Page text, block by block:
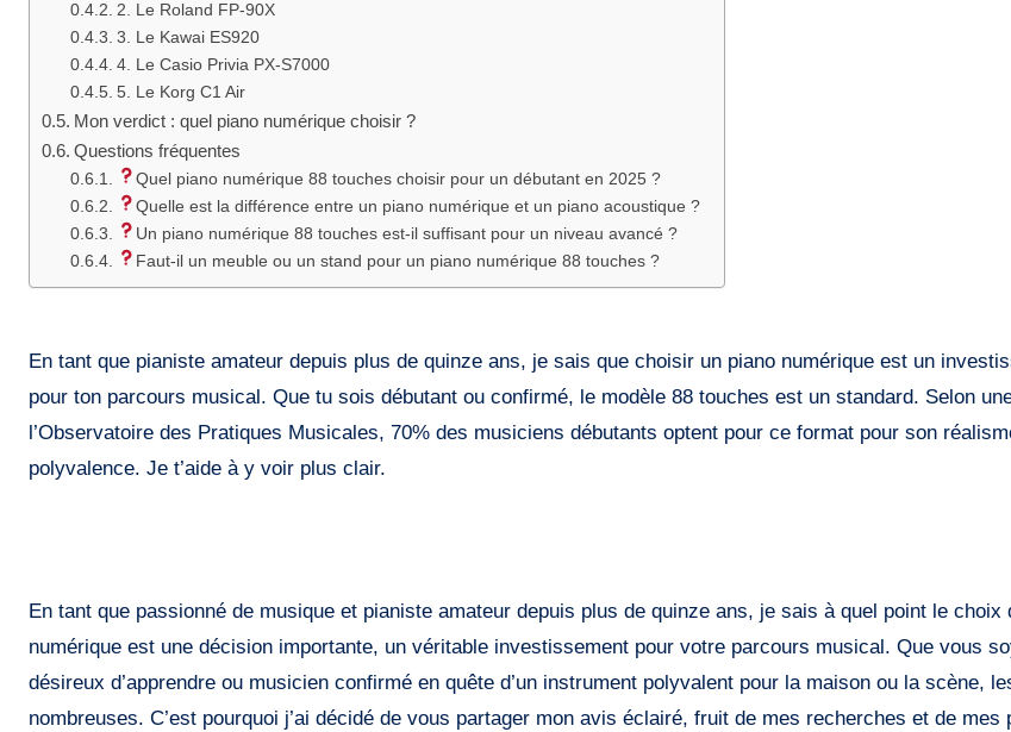
2. Le Roland FP-90X
3. Le Kawai ES920
4. Le Casio Privia PX-S7000
5. Le Korg C1 Air
Mon verdict : quel piano numérique choisir ?
Questions fréquentes
Quel piano numérique 88 touches choisir pour un débutant en 2025 ?
Quelle est la différence entre un piano numérique et un piano acoustique ?
Un piano numérique 88 touches est-il suffisant pour un niveau avancé ?
Faut-il un meuble ou un stand pour un piano numérique 88 touches ?
En tant que pianiste amateur depuis plus de quinze ans, je sais que choisir un piano numérique est un
pour ton parcours musical. Que tu sois débutant ou confirmé, le modèle 88 touches est un standard. Selon
l’Observatoire des Pratiques Musicales, 70% des musiciens débutants optent pour ce format pour son
polyvalence. Je t’aide à y voir plus clair.
En tant que passionné de musique et pianiste amateur depuis plus de quinze ans, je sais à quel point le choix
numérique est une décision importante, un véritable investissement pour votre parcours musical. Que vous
désireux d’apprendre ou musicien confirmé en quête d’un instrument polyvalent pour la maison ou la scène,
nombreuses. C’est pourquoi j’ai décidé de vous partager mon avis éclairé, fruit de mes recherches et de mes